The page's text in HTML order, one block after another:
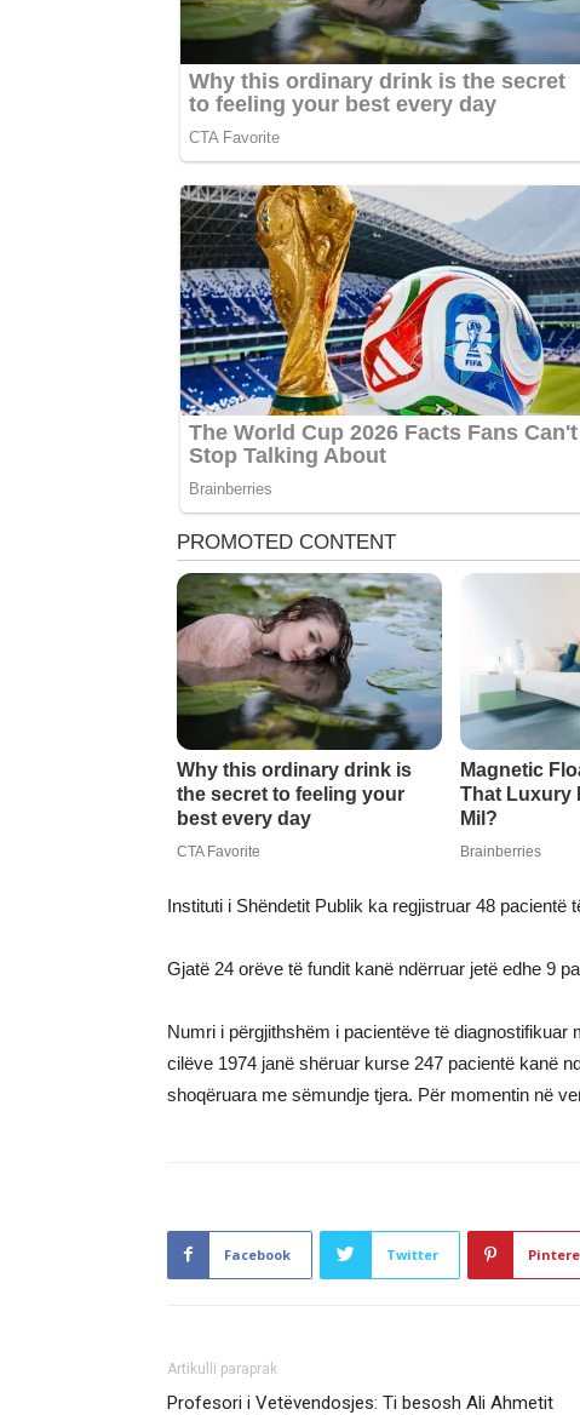
Instituti i Shëndetit Publik ka regjistruar 48 pacientë
Gjatë 24 orëve të fundit kanë ndërruar jetë edhe 9
Numri i përgjithshëm i pacientëve të
cilëve 1974 janë shëruar kurse 247 pacientë kanë
shoqëruara me sëmundje tjera. Për momentin në
Facebook Twitter
Artikulli paraprak
Profesori i Vetëvendosjes: Ti besosh Ali Ahmetit